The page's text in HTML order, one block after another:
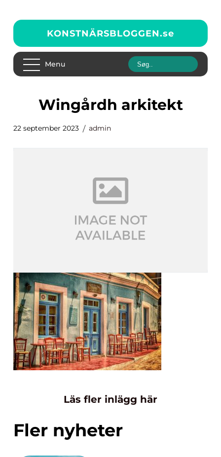
KONSTNÄRSBLOGGEN.se
Menu
wingårdh arkitekt
22 september 2023 admin
Läs fler inlägg här
Fler nyheter